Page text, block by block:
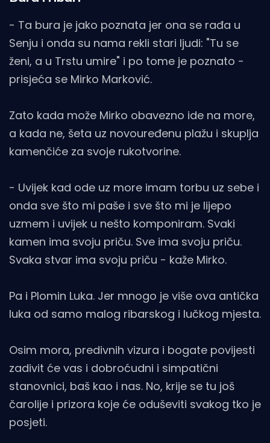
- Ta bura je jako poznata jer ona se rađa u
Senju i onda su nama rekli stari ljudi: "Tu se
ženi, a u Trstu umire" i po tome je poznato -
prisjeća se Mirko Marković.
Zato kada može Mirko obavezno ide na more,
a kada ne, šeta uz novouređenu plažu i skuplja
kamenčiće za svoje rukotvorine.
- Uvijek kad ode uz more imam torbu uz sebe i
onda sve što mi paše i sve što mi je lijepo
uzmem i uvijek u nešto komponiram. Svaki
kamen ima svoju priču. Sve ima svoju priču.
Svaka stvar ima svoju priču - kaže Mirko.
Pa i Plomin Luka. Jer mnogo je više ova antička
luka od samo malog ribarskog i lučkog mjesta.
Osim mora, predivnih vizura i bogate povijesti
zadivit će vas i dobroćudni i simpatični
stanovnici, baš kao i nas. No, krije se tu još
čarolije i prizora koje će oduševiti svakog tko je
posjeti.